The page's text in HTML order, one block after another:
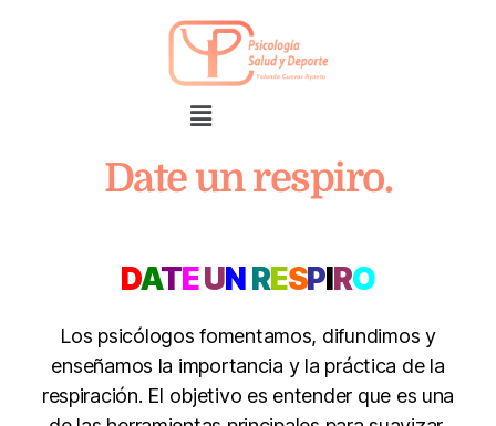
Date un respiro.
DATEUNRESPIRO
Los psicólogos fomentamos, difundimos y
enseñamos la importancia y la práctica de la
respiración. El objetivo es entender que es una